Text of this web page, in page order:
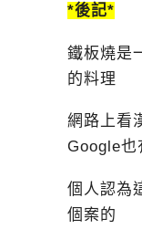
*後記*
鐵板燒是
的料理
網路上看
Google也
個人認為
個案的